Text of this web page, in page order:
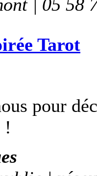
| 05 58
Tarot
pour
!